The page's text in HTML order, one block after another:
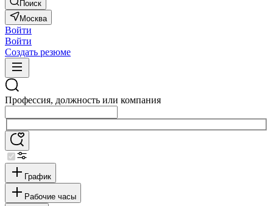
Поиск
Москва
Войти
Войти
Создать резюме
Профессия, должность или компания
График
Рабочие часы